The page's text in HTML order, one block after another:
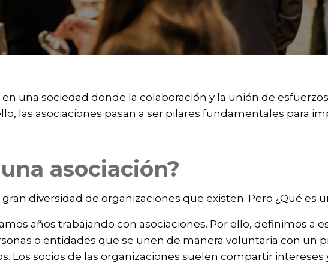
una sociedad donde la colaboración y la unión de
las asociaciones pasan a ser pilares fundamentales para
asociación?
diversidad de organizaciones que existen. Pero ¿Qué es
años trabajando con asociaciones. Por ello, definimos a
o entidades que se unen de manera voluntaria con un
Los socios de las organizaciones suelen compartir